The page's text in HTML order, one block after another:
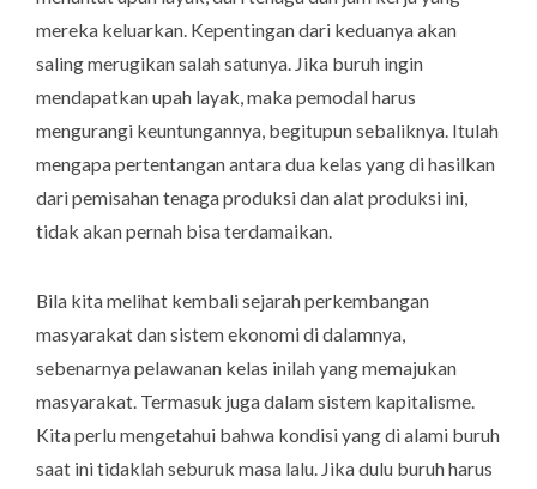
mereka keluarkan. Kepentingan dari keduanya akan
saling merugikan salah satunya. Jika buruh ingin
mendapatkan upah layak, maka pemodal harus
mengurangi keuntungannya, begitupun sebaliknya. Itulah
mengapa pertentangan antara dua kelas yang di hasilkan
dari pemisahan tenaga produksi dan alat produksi ini,
tidak akan pernah bisa terdamaikan.
Bila kita melihat kembali sejarah perkembangan
masyarakat dan sistem ekonomi di dalamnya,
sebenarnya pelawanan kelas inilah yang memajukan
masyarakat. Termasuk juga dalam sistem kapitalisme.
Kita perlu mengetahui bahwa kondisi yang di alami buruh
saat ini tidaklah seburuk masa lalu. Jika dulu buruh harus